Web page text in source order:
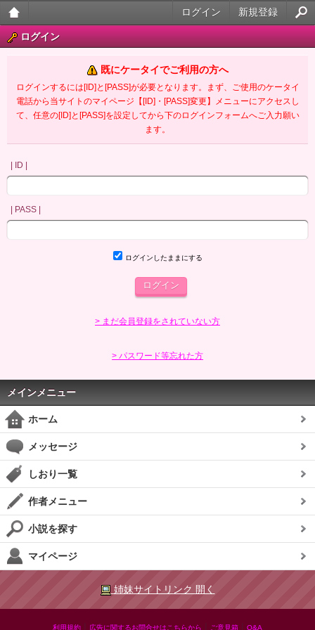
大人
ータ
イ官
新規登録
ログイン
ログイン
既にケータイでご利用の方へ
ログインするには[ID]と[PASS]が必要となります。まず、ご使用のケータイ
電話から当サイトのマイページ【[ID]・[PASS]変更】メニューにアクセスし
て、任意の[ID]と[PASS]を設定してから下のログインフォームへご入力願い
ます。
| ID |
| PASS |
ログインしたままにする
> まだ会員登録をされていない方
> パスワード等忘れた方
メインメニュー
ホーム
メッセージ
しおり一覧
作者メニュー
小説を探す
マイページ
姉妹サイトリンク 開く
利用規約 広告に関するお問合せはこちらから ご意見箱 Q&A